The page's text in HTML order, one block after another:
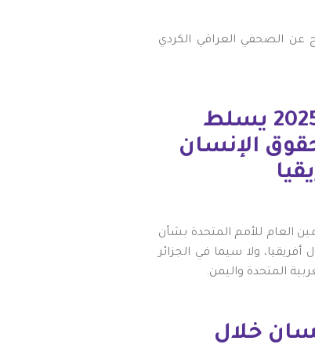
عن الصحفي العراقي الكردي
تقرير الأمين العام للأمم المتحدة لعام 2025 يسلط
الإنسان
العام للأمم المتحدة بشأن
ولا سيما في الجزائر
المتحدة واليمن.
خلال